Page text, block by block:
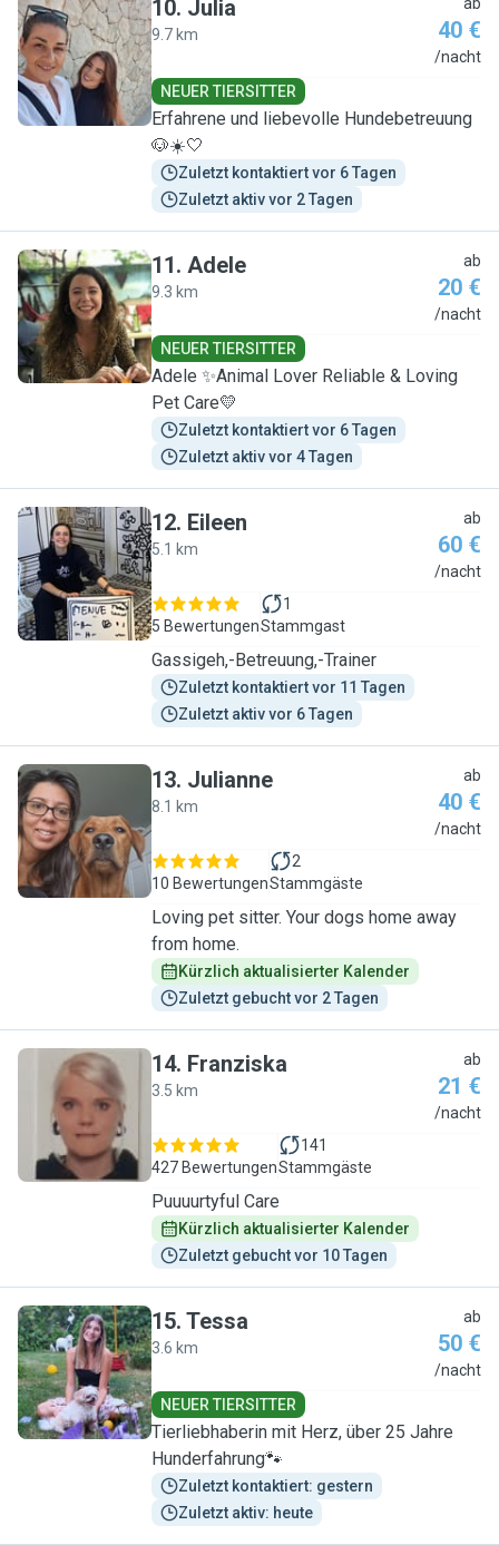
J
10. Julia
9.7 km 40 €
/nacht
NEUER TIERSITTER
Erfahrene und liebevolle Hundebetreuung
🐶☀️🤍
Zuletzt kontaktiert vor 6 Tagen
Zuletzt aktiv vor 2 Tagen
A
11. Adele
9.3 km
ab
20 €
/nacht
NEUER TIERSITTER
Adele ✨Animal Lover Reliable & Loving
Pet Care💛
Zuletzt kontaktiert vor 6 Tagen
Zuletzt aktiv vor 4 Tagen
E
12. Eileen
5.1 km
ab
60 €
/nacht
5 Bewertungen
1
Stammgast
Gassigeh,-Betreuung,-Trainer
Zuletzt kontaktiert vor 11 Tagen
Zuletzt aktiv vor 6 Tagen
J
13. Julianne
8.1 km
ab
40 €
/nacht
10 Bewertungen
2
Stammgäste
Loving pet sitter. Your dogs home away
from home.
Kürzlich aktualisierter Kalender
Zuletzt gebucht vor 2 Tagen
F
14. Franziska
3.5 km
ab
21 €
/nacht
427 Bewertungen
141
Stammgäste
Puuuurtyful Care
Kürzlich aktualisierter Kalender
Zuletzt gebucht vor 10 Tagen
T
15. Tessa
3.6 km
ab
50 €
/nacht
NEUER TIERSITTER
Tierliebhaberin mit Herz, über 25 Jahre
Hunderfahrung🐾
Zuletzt kontaktiert: gestern
Zuletzt aktiv: heute